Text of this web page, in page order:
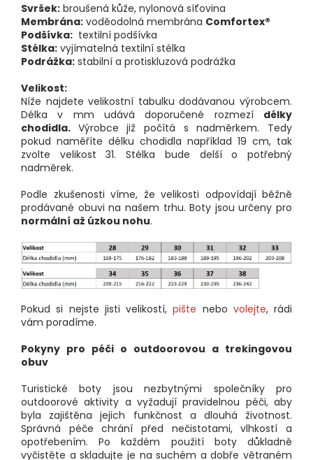
Svršek: broušená kůže, nylonová síťovina
Membrána: voděodolná membrána Comfortex®
Podšívka: textilní podšívka
Stélka: vyjímatelná textilní stélka
Podrážka: stabilní a protiskluzová podrážka
Velikost:
Níže najdete velikostní tabulku dodávanou výrobcem.
Délka v mm udává doporučené rozmezí délky
chodidla. Výrobce již počítá s nadměrkem. Tedy
pokud naměříte délku chodidla například 19 cm, tak
zvolte velikost 31. Stélka bude delší o potřebný
nadměrek.
Podle zkušenosti víme, že velikosti odpovídají běžně
prodávané obuvi na našem trhu. Boty jsou určeny pro
normální až úzkou nohu.
Pokud si nejste jisti velikostí,pište nebo volejte, rádi
vám poradíme.
Pokyny pro péči o outdoorovou a trekingovou
obuv
Turistické boty jsou nezbytnými společníky pro
outdoorové aktivity a vyžadují pravidelnou péči, aby
byla zajištěna jejich funkčnost a dlouhá životnost.
Správná péče chrání před nečistotami, vlhkostí a
opotřebením. Po každém použití boty důkladně
vyčistěte a skladujte je na suchém a dobře větraném